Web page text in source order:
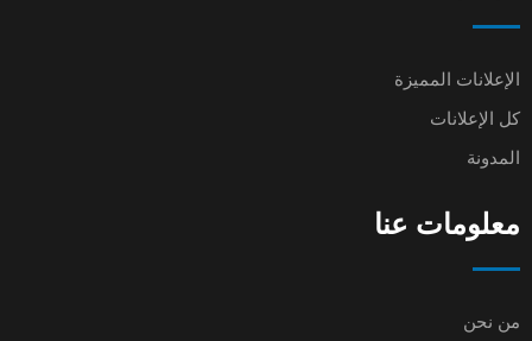
الإعلانات المميزة
كل الإعلانات
المدونة
معلومات عنا
من نحن